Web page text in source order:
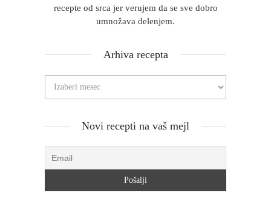
recepte od srca jer verujem da se sve dobro
umnožava delenjem.
Arhiva recepta
Novi recepti na vaš mejl